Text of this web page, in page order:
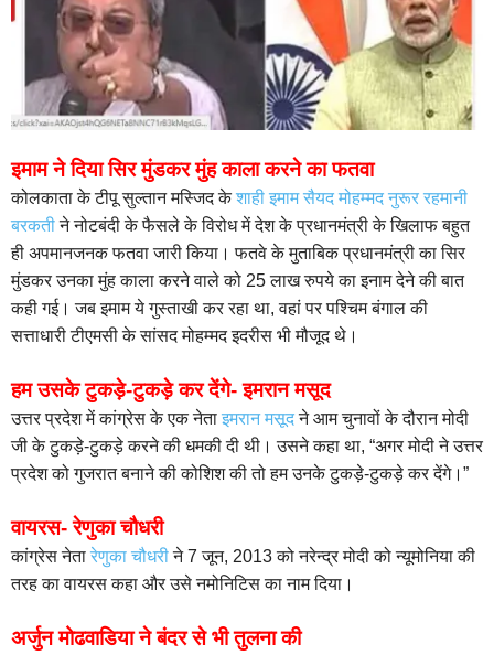
इमाम ने दिया सिर मुंडकर मुंह काला करने का फतवा
कोलकाता के टीपू सुल्तान मस्जिद केशाही इमाम सैयद मोहम्मद नुरूर रहमानी
बरकतीने नोटबंदी के फैसले के विरोध में देश के प्रधानमंत्री के खिलाफ बहुत
ही अपमानजनक फतवा जारी किया। फतवे के मुताबिक प्रधानमंत्री का सिर
मुंडकर उनका मुंह काला करने वाले को 25 लाख रुपये का इनाम देने की बात
कही गई। जब इमाम ये गुस्ताखी कर रहा था, वहां पर पश्चिम बंगाल की
सत्ताधारी टीएमसी के सांसद मोहम्मद इदरीस भी मौजूद थे।
हम उसके टुकड़े-टुकड़े कर देंगे- इमरान मसूद
उत्तर प्रदेश में कांग्रेस के एक नेता इमरान मसूदने आम चुनावों के दौरान मोदी
जी के टुकड़े-टुकड़े करने की धमकी दी थी। उसने कहा था, “अगर मोदी ने उत्तर
प्रदेश को गुजरात बनाने की कोशिश की तो हम उनके टुकड़े-टुकड़े कर देंगे।”
वायरस- रेणुका चौधरी
कांग्रेस नेता रेणुका चौधरीने 7 जून, 2013 को नरेन्द्र मोदी को न्यूमोनिया की
तरह का वायरस कहा और उसे नमोनिटिस का नाम दिया।
अर्जुन मोढवाडिया ने बंदर से भी तुलना की